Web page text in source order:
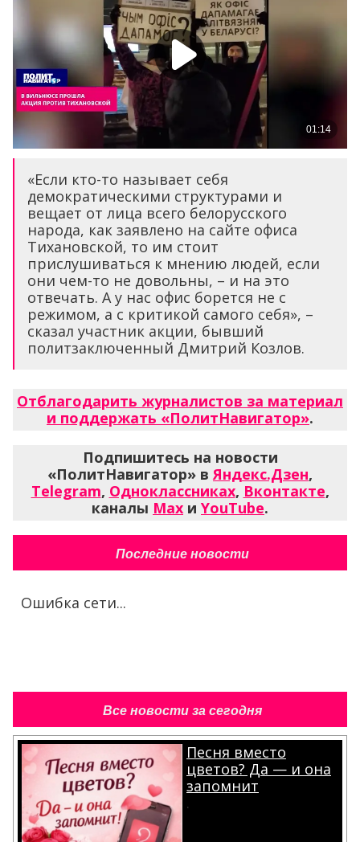
«Если кто-то называет себя
демократическими структурами и
вещает от лица всего белорусского
народа, как заявлено на сайте офиса
Тихановской, то им стоит
прислушиваться к мнению людей, если
они чем-то не довольны, – и на это
отвечать. А у нас офис борется не с
режимом, а с критикой самого себя», –
сказал участник акции, бывший
политзаключенный Дмитрий Козлов.
Отблагодарить журналистов за материал
и поддержать «ПолитНавигатор».
Подпишитесь на новости
«ПолитНавигатор» вЯндекс.Дзен,
Telegram, Одноклассниках, Вконтакте,
каналы Max и YouTube.
Последние новости
Ошибка сети...
Все новости за сегодня
Песня вместо
цветов? Да — и она
запомнит
.